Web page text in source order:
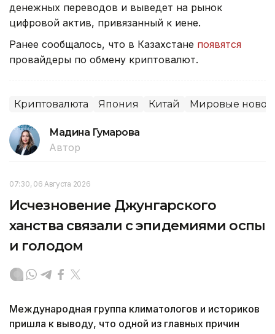
денежных переводов и выведет на рынок
цифровой актив, привязанный к иене.
Ранее сообщалось, что в Казахстане появятся
провайдеры по обмену криптовалют.
Криптовалюта Япония Китай Мировые
Мадина Гумарова
Автор
07:30, 06 Августа 2026
Исчезновение Джунгарского
ханства связали с эпидемиями оспы
и голодом
Международная группа климатологов и историков
пришла к выводу, что одной из главных причин